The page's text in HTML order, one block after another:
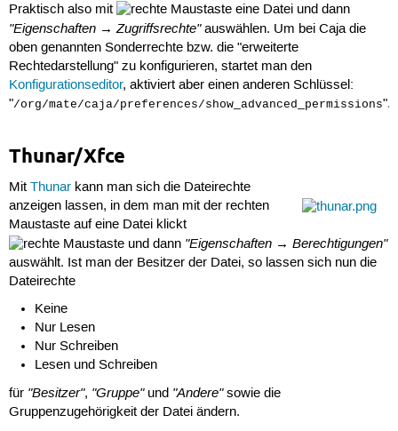
Praktisch also mit
eine Datei und dann
"Eigenschaften → Zugriffsrechte"auswählen. Um bei Caja die
oben genannten Sonderrechte bzw. die "erweiterte
Rechtedarstellung" zu konfigurieren, startet man den
Konfigurationseditor, aktiviert aber einen anderen Schlüssel:
"/org/mate/caja/preferences/show_advanced_permissions".
Thunar/Xfce
Mit Thunarkann man sich die Dateirechte
anzeigen lassen, in dem man mit der rechten
Maustaste auf eine Datei klickt
und dann "Eigenschaften → Berechtigungen"
auswählt. Ist man der Besitzer der Datei, so lassen sich nun die
Dateirechte
Keine
Nur Lesen
Nur Schreiben
Lesen und Schreiben
für "Besitzer", "Gruppe"und "Andere"sowie die
Gruppenzugehörigkeit der Datei ändern.